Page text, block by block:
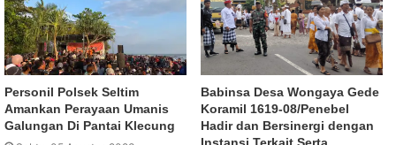
Personil Polsek Seltim
Amankan Perayaan Umanis
Galungan Di Pantai Klecung
Babinsa Desa Wongaya Gede
Koramil 1619-08/Penebel
Hadir dan Bersinergi dengan